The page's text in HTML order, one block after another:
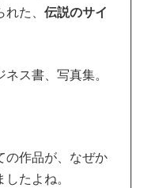
れた、伝説のサイ
ス書、写真集。
の作品が、なぜか
たよね。